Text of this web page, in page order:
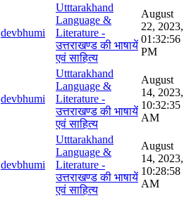
devbhumi
Utttarakhand
Language &
Literature -
उत्तराखण्ड की भाषायें
एवं साहित्य
August
22, 2023,
01:32:56
PM
devbhumi
Utttarakhand
Language &
Literature -
उत्तराखण्ड की भाषायें
एवं साहित्य
August
14, 2023,
10:32:35
AM
devbhumi
Utttarakhand
Language &
Literature -
उत्तराखण्ड की भाषायें
एवं साहित्य
August
14, 2023,
10:28:58
AM